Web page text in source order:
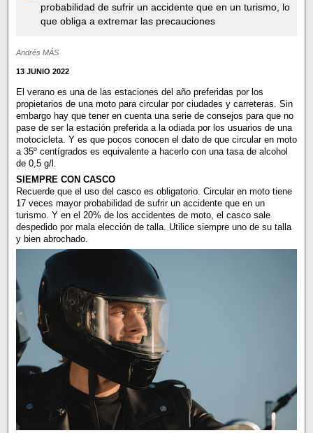
probabilidad de sufrir un accidente que en un turismo, lo
que obliga a extremar las precauciones
Andrés MÁS
13 JUNIO 2022
El verano es una de las estaciones del año preferidas por los
propietarios de una moto para circular por ciudades y carreteras. Sin
embargo hay que tener en cuenta una serie de consejos para que no
pase de ser la estación preferida a la odiada por los usuarios de una
motocicleta. Y es que pocos conocen el dato de que circular en moto
a 35º centígrados es equivalente a hacerlo con una tasa de alcohol
de 0,5 g/l.
SIEMPRE CON CASCO
Recuerde que el uso del casco es obligatorio. Circular en moto tiene
17 veces mayor probabilidad de sufrir un accidente que en un
turismo. Y en el 20% de los accidentes de moto, el casco sale
despedido por mala elección de talla. Utilice siempre uno de su talla
y bien abrochado.